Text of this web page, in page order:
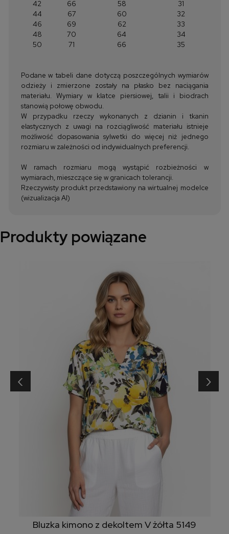
42 66 58
31
44
67 60
32
46
69 62
33
48
70 64
34
50
71 66 35
Podane w tabeli dane dotyczą poszczególnych wymiarów
odzieży i zmierzone zostały na płasko bez naciągania
materiału. Wymiary w klatce piersiowej, talii i biodrach
stanowią połowę obwodu.
W przypadku rzeczy wykonanych z dzianin i tkanin
elastycznych z uwagi na rozciągliwość materiału istnieje
możliwość dopasowania sylwetki do więcej niż jednego
rozmiaru w zależności od indywidualnych preferencji.
W ramach rozmiaru mogą wystąpić rozbieżności w
wymiarach, mieszczące się w granicach tolerancji.
Rzeczywisty produkt przedstawiony na wirtualnej modelce
(wizualizacja AI)
Produkty powiązane
Bluzka kimono z dekoltem V żółta 5149
‹ ›